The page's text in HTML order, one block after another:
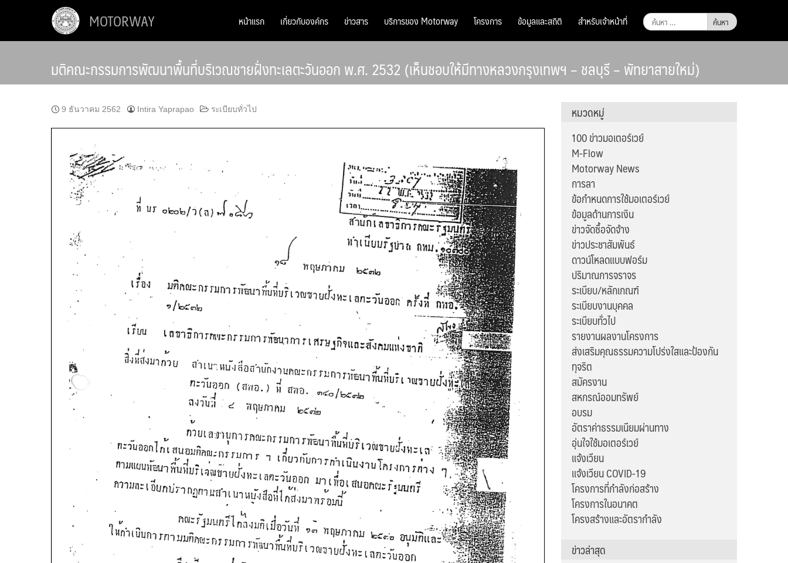
MOTORWAY
ค้นหา
สำหรับ:
หน้าแรก เกี่ยวกับองค์กร ข่าวสาร บริการของ Motorway โครงการ ข้อมูลและสถิติ สำหรับเจ้าหน้าที่
มติคณะกรรมการพัฒนาพื้นที่บริเวณชายฝั่งทะเลตะวันออก พ.ศ. 2532 (เห็นชอบให้มีทางหลวงกรุงเทพฯ – ชลบุรี – พัทยาสายใหม่)
9 ธันวาคม 2562 Intira Yaprapao ระเบียบทั่วไป
หมวดหมู่
100 ข่าวมอเตอร์เวย์
M-Flow
Motorway News
การลา
ข้อกำหนดการใช้มอเตอร์เวย์
ข้อมูลด้านการเงิน
ข่าวจัดซื้อจัดจ้าง
ข่าวประชาสัมพันธ์
ดาวน์โหลดแบบฟอร์ม
ปริมาณการจราจร
ระเบียบ/หลักเกณฑ์
ระเบียบงานบุคคล
ระเบียบทั่วไป
รายงานผลงานโครงการ
ส่งเสริมคุณธรรมความโปร่งใสและป้องกัน
ทุจริต
สมัครงาน
สหกรณ์ออมทรัพย์
อบรม
อัตราค่าธรรมเนียมผ่านทาง
อุ่นใจใช้มอเตอร์เวย์
แจ้งเวียน
แจ้งเวียน COVID-19
โครงการที่กำลังก่อสร้าง
โครงการในอนาคต
โครงสร้างและอัตรากำลัง
ข่าวล่าสุด